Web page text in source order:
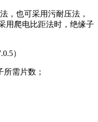
，也可采用污耐压法，
用爬电比距法时，绝缘子
）
需片数；